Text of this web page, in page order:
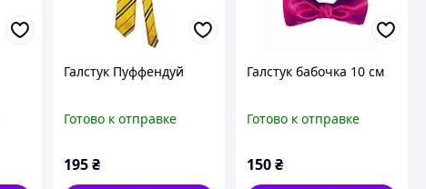
Галстук Пуффендуй
Готово к отправке
195 ₴
Галстук бабочка 10 см
Готово к отправке
150₴